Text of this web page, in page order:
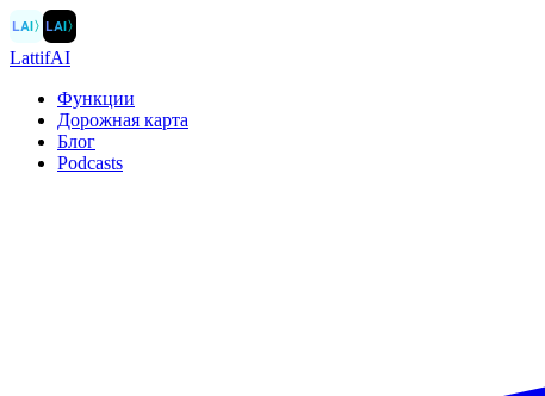
LAI〉LAI〉
LattifAI
Функции
Дорожная карта
Блог
Podcasts